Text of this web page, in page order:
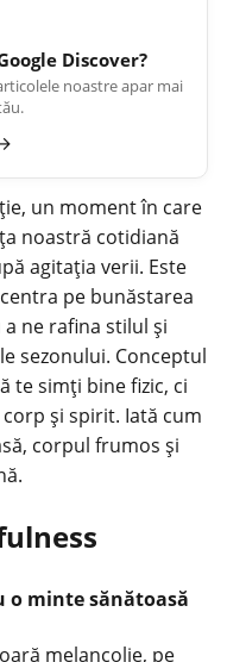
Discover?
noastre apar mai
un moment în care
noastră cotidiană
agitația verii. Este
pe bunăstarea
ne rafina stilul și
sezonului. Conceptul
te simți bine fizic, ci
și spirit. Iată cum
corpul frumos și
o minte sănătoasă
melancolie, pe